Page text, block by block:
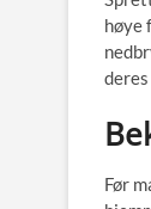
høye
Før